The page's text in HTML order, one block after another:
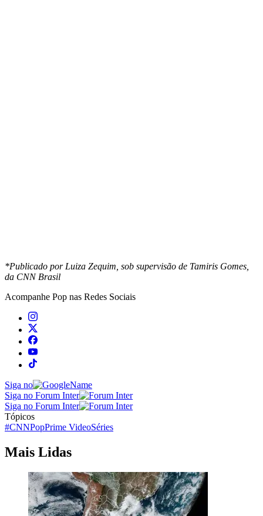
*Publicado por Luiza Zequim, sob supervisão de Tamiris Gomes,
da CNN Brasil
Acompanhe Pop nas Redes Sociais
Siga no
Siga no Forum Inter
Siga no Forum Inter
Tópicos
#CNNPopPrime VideoSéries
Mais Lidas